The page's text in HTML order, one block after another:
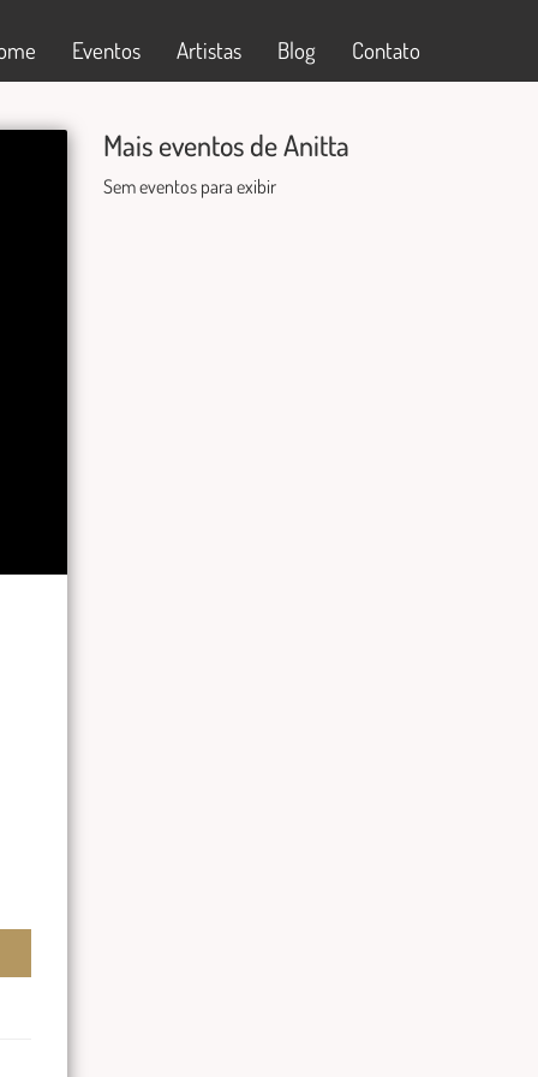
Eventos Artistas Blog Contato
Mais eventos de Anitta
Sem eventos para exibir